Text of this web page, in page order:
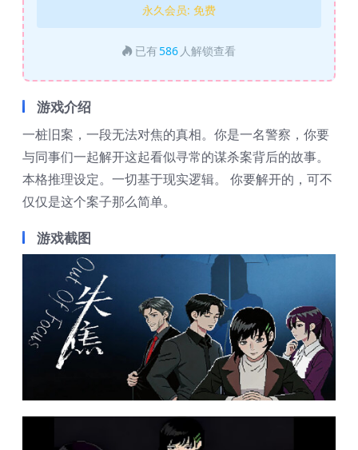
永久会员: 免费
已有 586 人解锁查看
游戏介绍
一桩旧案，一段无法对焦的真相。你是一名警察，你要
与同事们一起解开这起看似寻常的谋杀案背后的故事。
本格推理设定。一切基于现实逻辑。 你要解开的，可不
仅仅是这个案子那么简单。
游戏截图